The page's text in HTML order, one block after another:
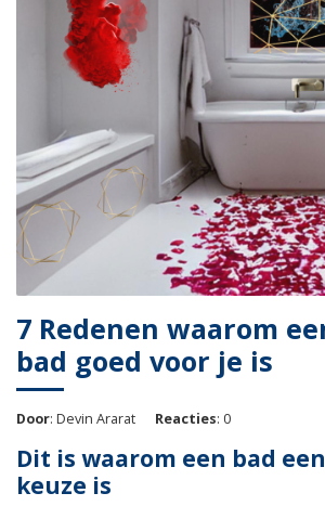
7 Redenen waarom
bad goed voor je is
Door: Devin Ararat Reacties: 0
Dit is waarom een bad
keuze is